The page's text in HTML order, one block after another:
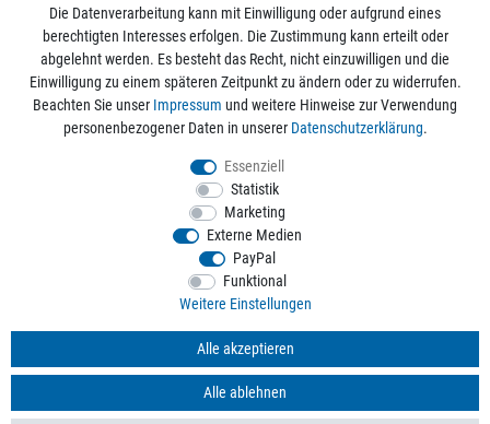
Informationen
Rechtliche Angaben
Alle Preise sind inkl. der gesetzlichen Mehrwertsteuer und zzgl.
Kostenloser Versand ab 50€ Bestellwert nur innerhalb Deutschlands.
© 2026 aquaristikwelt24. Alle Rechte vorbehalten. Powered by
Kontakt
Die Datenverarbeitung kann mit Einwilligung oder aufgrund eines
berechtigten Interesses erfolgen. Die Zustimmung kann erteilt oder
abgelehnt werden. Es besteht das Recht, nicht einzuwilligen und die
Einwilligung zu einem späteren Zeitpunkt zu ändern oder zu widerrufen.
Beachten Sie unser Impressum und weitere Hinweise zur Verwendung
personenbezogener Daten in unserer Daten­schutz­erklärung.
Essenziell
Statistik
Marketing
Externe Medien
PayPal
Funktional
Weitere Einstellungen
Alle akzeptieren
Alle ablehnen
*Mit Ihrer Anmeldung willigen Sie der Verarbeitung der Daten zum Zweck des